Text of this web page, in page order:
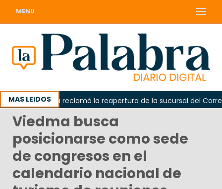
MENU
MAS LEIDOS
Odarda reclamó la reapertura de la sucursal del Correo
Viedma busca
posicionarse como sede
de congresos en el
calendario nacional de